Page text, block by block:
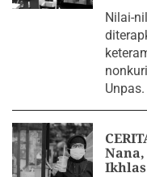
Nilai-
Unpas.
Ikhlas